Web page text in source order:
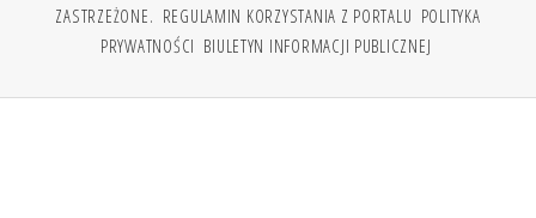
ZASTRZEŻONE. REGULAMIN KORZYSTANIA Z PORTALU POLITYKA
PRYWATNOŚCI BIULETYN INFORMACJI PUBLICZNEJ